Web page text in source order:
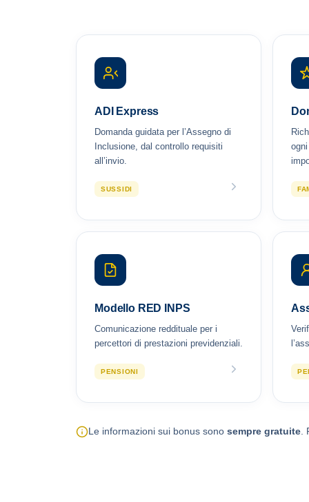
ADI Express
Domanda guidata per l’Assegno di
Inclusione, dal controllo requisiti
all’invio.
SUSSIDI
Modello RED INPS
Comunicazione reddituale per i
percettori di prestazioni previdenziali.
PENSIONI
Le informazioni sui bonus sono sempre gratuite.